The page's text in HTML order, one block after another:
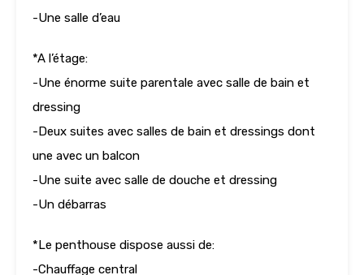
-Une salle d’eau
*A l’étage:
-Une énorme suite parentale avec salle de bain et
dressing
-Deux suites avec salles de bain et dressings dont
une avec un balcon
-Une suite avec salle de douche et dressing
-Un débarras
*Le penthouse dispose aussi de:
-Chauffage central